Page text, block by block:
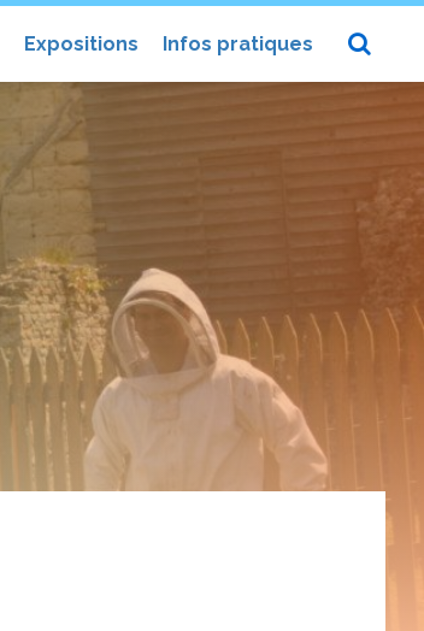
Expositions Infos pratiques